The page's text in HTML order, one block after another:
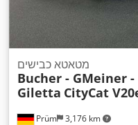
Prüm 3,176 km
מטאטא כבישים
Bucher - GMeiner -
Giletta CityCat